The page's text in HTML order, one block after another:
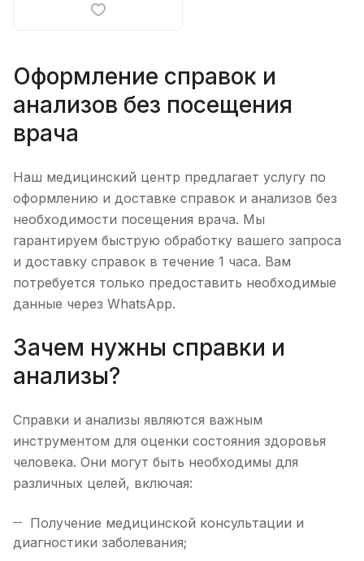
Оформление справок и
анализов без посещения
врача
Наш медицинский центр предлагает услугу по
оформлению и доставке справок и анализов без
необходимости посещения врача. Мы
гарантируем быструю обработку вашего запроса
и доставку справок в течение 1 часа. Вам
потребуется только предоставить необходимые
данные через WhatsApp.
Зачем нужны справки и
анализы?
Справки и анализы являются важным
инструментом для оценки состояния здоровья
человека. Они могут быть необходимы для
различных целей, включая:
Получение медицинской консультации и
диагностики заболевания;